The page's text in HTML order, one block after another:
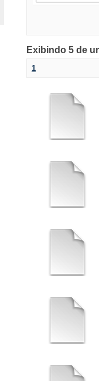
Exibindo 5 de
1